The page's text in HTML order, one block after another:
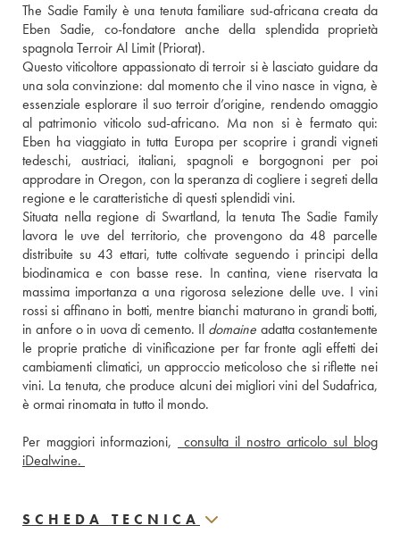
The Sadie Family è una tenuta familiare sud-africana creata da
Eben Sadie, co-fondatore anche della splendida proprietà
spagnola Terroir Al Limit (Priorat).
Questo viticoltore appassionato di terroir si è lasciato guidare da
una sola convinzione: dal momento che il vino nasce in vigna, è
essenziale esplorare il suo terroir d’origine, rendendo omaggio
al patrimonio viticolo sud-africano. Ma non si è fermato qui:
Eben ha viaggiato in tutta Europa per scoprire i grandi vigneti
tedeschi, austriaci, italiani, spagnoli e borgognoni per poi
approdare in Oregon, con la speranza di cogliere i segreti della
regione e le caratteristiche di questi splendidi vini.
Situata nella regione di Swartland, la tenuta The Sadie Family
lavora le uve del territorio, che provengono da 48 parcelle
distribuite su 43 ettari, tutte coltivate seguendo i principi della
biodinamica e con basse rese. In cantina, viene riservata la
massima importanza a una rigorosa selezione delle uve. I vini
rossi si affinano in botti, mentre bianchi maturano in grandi botti,
in anfore o in uova di cemento. Il domaine adatta costantemente
le proprie pratiche di vinificazione per far fronte agli effetti dei
cambiamenti climatici, un approccio meticoloso che si riflette nei
vini. La tenuta, che produce alcuni dei migliori vini del Sudafrica,
è ormai rinomata in tutto il mondo.
Per maggiori informazioni,
consulta il nostro articolo sul blog
SCHEDA TECNICA